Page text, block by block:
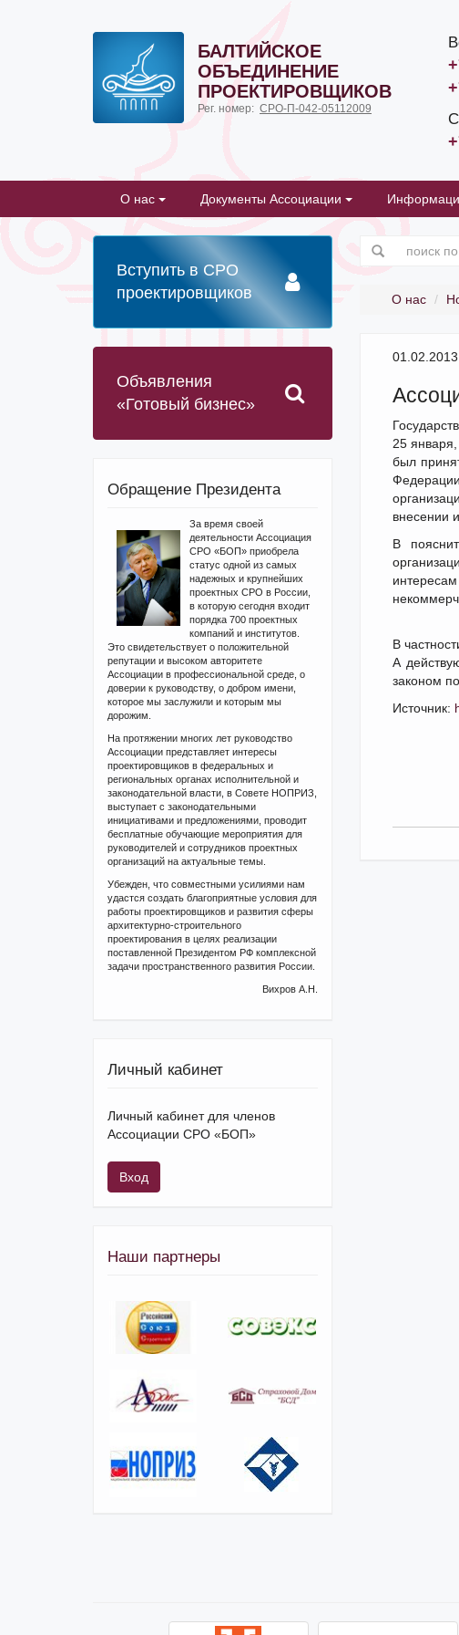
БАЛТИЙСКОЕ
ОБЪЕДИНЕНИЕ
ПРОЕКТИРОВЩИКОВ
Рег. номер: СРО-П-042-05112009
О нас Документы Ассоциации
О нас
01.02.2013
25
был
внесении
В
В
А
законом
Источник:
Вступить в СРО
проектировщиков
Объявления
«Готовый бизнес»
Обращение Президента
За время своей
деятельности Ассоциация
СРО «БОП» приобрела
статус одной из самых
надежных и крупнейших
проектных СРО в России,
в которую сегодня входит
порядка 700 проектных
компаний и институтов.
Это свидетельствует о положительной
репутации и высоком авторитете
Ассоциации в профессиональной среде, о
доверии к руководству, о добром имени,
которое мы заслужили и которым мы
дорожим.
На протяжении многих лет руководство
Ассоциации представляет интересы
проектировщиков в федеральных и
региональных органах исполнительной и
законодательной власти, в Совете НОПРИЗ,
выступает с законодательными
инициативами и предложениями, проводит
бесплатные обучающие мероприятия для
руководителей и сотрудников проектных
организаций на актуальные темы.
Убежден, что совместными усилиями нам
удастся создать благоприятные условия для
работы проектировщиков и развития сферы
архитектурно-строительного
проектирования в целях реализации
поставленной Президентом РФ комплексной
задачи пространственного развития России.
Вихров А.Н.
Личный кабинет
Личный кабинет для членов
Ассоциации СРО «БОП»
Вход
Наши партнеры